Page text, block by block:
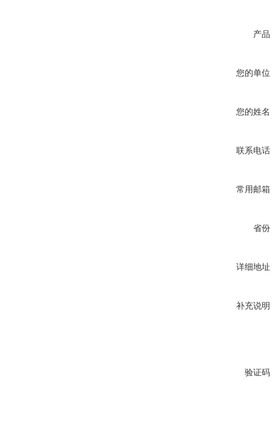
产品
您的单位
您的姓名
联系电话
常用邮箱
省份
详细地址
补充说明
验证码